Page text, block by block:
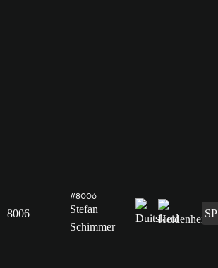
8006
#8006
Stefan
Schimmer
SP